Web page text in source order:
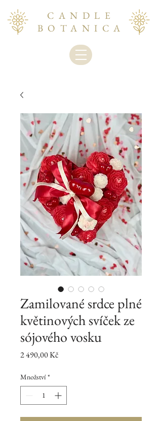
CANDLE
BOTANICA
Zamilované srdce plné
květinových svíček ze
sójového vosku
2 490,00 Kč
Množství *